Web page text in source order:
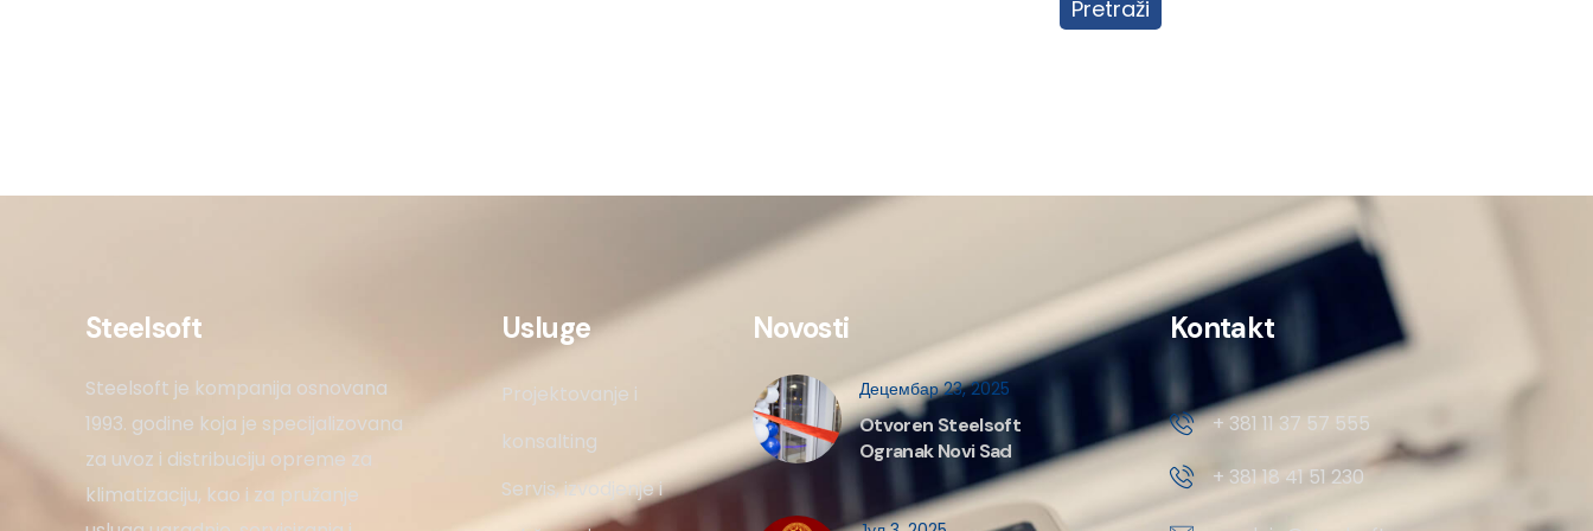
Pretraži
Steelsoft
Steelsoft je kompanija osnovana
1993. godine koja je specijalizovana
za uvoz i distribuciju opreme za
klimatizaciju, kao i za pružanje
Usluge
Projektovanje i
konsalting
Servis, izvodjenje i
Novosti
Децембар 23, 2025
Otvoren Steelsoft
Ogranak Novi Sad
Kontakt
+ 381 11 37 57 555
+ 381 18 41 51 230